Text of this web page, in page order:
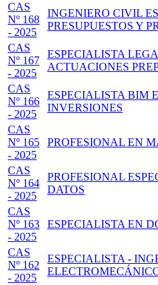
CAS
Nº 168
- 2025
INGENIERO CIVIL
PRESUPUESTOS Y
CAS
Nº 167
- 2025
ESPECIALISTA
ACTUACIONES
CAS
Nº 166
- 2025
ESPECIALISTA BIM
INVERSIONES
CAS
Nº 165
- 2025
PROFESIONAL EN
CAS
Nº 164
- 2025
PROFESIONAL
DATOS
CAS
Nº 163
- 2025
ESPECIALISTA EN
CAS
Nº 162
- 2025
ESPECIALISTA -